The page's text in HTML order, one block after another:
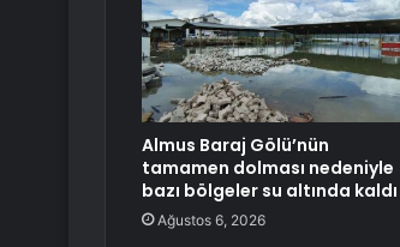
Almus Baraj Gölü’nün
tamamen dolması nedeniyle
bazı bölgeler su altında kaldı
Ağustos 6, 2026